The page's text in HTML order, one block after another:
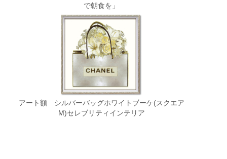
で朝食を」
アート額 シルバーバッグホワイトブーケ(スクエア
M)セレブリティインテリア